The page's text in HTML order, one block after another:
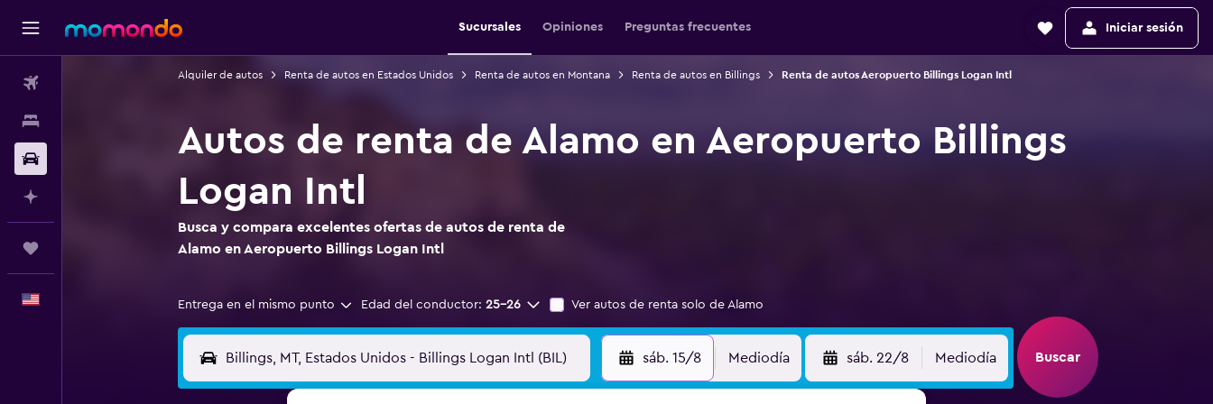
Sucursales Opiniones Preguntas frecuentes Iniciar sesión
Alquiler de autos Renta de autos en Estados Unidos Renta de autos en Montana Renta de autos en Billings Renta de autos Aeropuerto Billings Logan Intl
Autos de renta de Alamo en Aeropuerto Billings
Logan Intl
Busca y compara excelentes ofertas de autos de renta de
Alamo en Aeropuerto Billings Logan Intl
Entrega en el mismo punto Edad del conductor: 25-26 Ver autos de renta solo de Alamo
sáb. 15/8 Mediodía sáb. 22/8 Mediodía Buscar